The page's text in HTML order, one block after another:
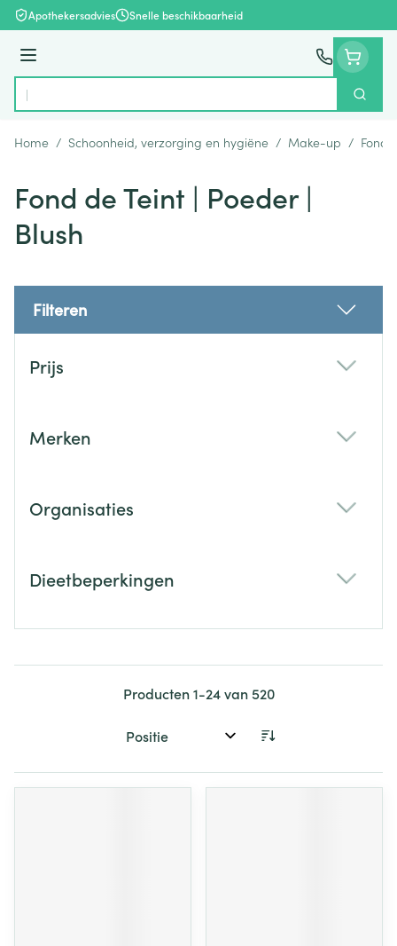
Ga naar de inhoud
Apothekersadvies Snelle beschikbaarheid
Menu
Product, merk, categorie...
Zoek
Home / Schoonheid, verzorging en hygiëne / Make-up / Fond
Fond de Teint | Poeder |
Blush
Filteren
Prijs
Merken
Organisaties
Dieetbeperkingen
Producten1-24van520
Sorteer op: